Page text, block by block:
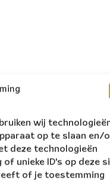
wij
op te slaan en/
deze technologieën
of unieke ID's op deze
of je toestemming